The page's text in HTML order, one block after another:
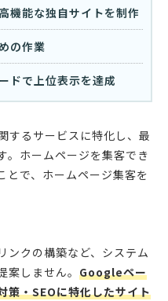
機能な独自サイトを制作
の作業
ドで上位表示を達成
るサービスに特化し、最
。ホームページを集客でき
とで、ホームページ集客を
ンクの構築など、システム
しません。 Googleペー
策・SEOに特化したサイト